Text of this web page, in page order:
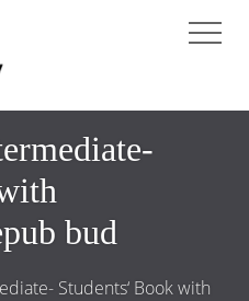
bud
Students‘ Book with